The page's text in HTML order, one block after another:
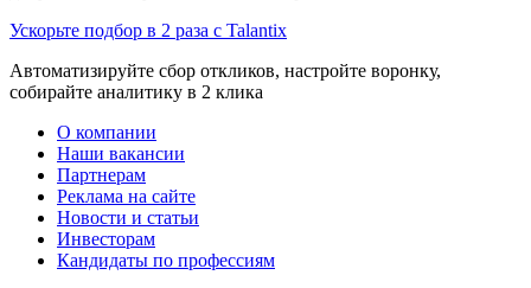
Ускорьте подбор в 2 раза с Talantix
Автоматизируйте сбор откликов, настройте воронку,
собирайте аналитику в 2 клика
О компании
Наши вакансии
Партнерам
Реклама на сайте
Новости и статьи
Инвесторам
Кандидаты по профессиям